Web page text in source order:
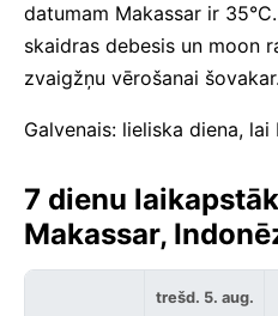
datumam Makassar ir
skaidras debesis un moon
zvaigžņu vērošanai šovakar.
Galvenais: lieliska diena, lai
7 dienu
Makassar,
trešd. 5. aug.